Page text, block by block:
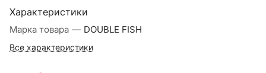
Характеристики
Марка товара — DOUBLE FISH
Все характеристики